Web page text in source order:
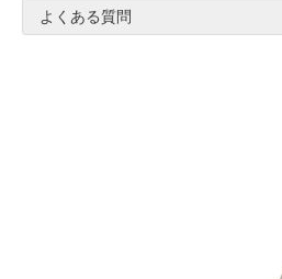
よくある質問